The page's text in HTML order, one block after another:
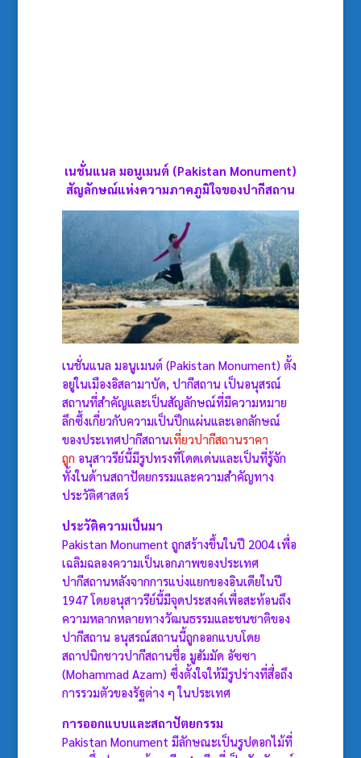
เนชั่นแนล มอนูเมนต์ (Pakistan Monument)
สัญลักษณ์แห่งความภาคภูมิใจของปากีสถาน
เนชั่นแนล มอนูเมนต์ (Pakistan Monument) ตั้ง
อยู่ในเมืองอิสลามาบัด, ปากีสถาน เป็นอนุสรณ์
สถานที่สำคัญและเป็นสัญลักษณ์ที่มีความหมาย
ลึกซึ้งเกี่ยวกับความเป็นปึกแผ่นและเอกลักษณ์
ของประเทศปากีสถานเที่ยวปากีสถานราคา
ถูก อนุสาวรีย์นี้มีรูปทรงที่โดดเด่นและเป็นที่รู้จัก
ทั้งในด้านสถาปัตยกรรมและความสำคัญทาง
ประวัติศาสตร์
ประวัติความเป็นมา
Pakistan Monument ถูกสร้างขึ้นในปี 2004 เพื่อ
เฉลิมฉลองความเป็นเอกภาพของประเทศ
ปากีสถานหลังจากการแบ่งแยกของอินเดียในปี
1947 โดยอนุสาวรีย์นี้มีจุดประสงค์เพื่อสะท้อนถึง
ความหลากหลายทางวัฒนธรรมและชนชาติของ
ปากีสถาน อนุสรณ์สถานนี้ถูกออกแบบโดย
สถาปนิกชาวปากีสถานชื่อ มูฮัมมัด อัซซา
(Mohammad Azam) ซึ่งตั้งใจให้มีรูปร่างที่สื่อถึง
การรวมตัวของรัฐต่าง ๆ ในประเทศ
การออกแบบและสถาปัตยกรรม
Pakistan Monument มีลักษณะเป็นรูปดอกไม้ที่